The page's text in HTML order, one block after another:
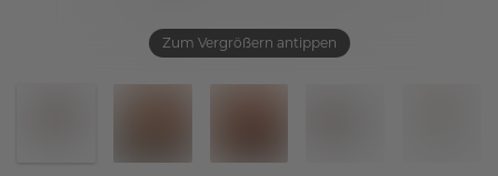
Zum Vergrößern antippen